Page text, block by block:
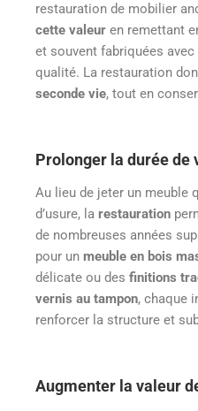
restauration de mobilier
cette valeur en remettant
et souvent fabriquées
qualité. La restauration
seconde vie, tout en
Prolonger la durée de
Au lieu de jeter un meuble
d’usure, la restauration
de nombreuses années
pour un meuble en bois
délicate ou des finitions
vernis au tampon, chaque
renforcer la structure et
Augmenter la valeur